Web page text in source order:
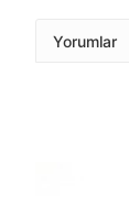
Yorumlar